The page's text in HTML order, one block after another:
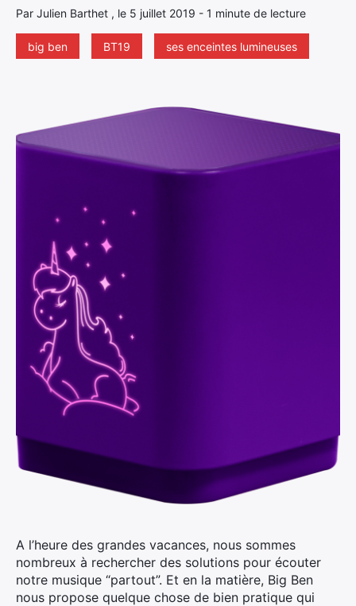
Par Julien Barthet , le 5 juillet 2019 - 1 minute de lecture
big ben BT19 ses enceintes lumineuses
A l’heure des grandes vacances, nous sommes
nombreux à rechercher des solutions pour écouter
notre musique “partout”. Et en la matière, Big Ben
nous propose quelque chose de bien pratique qui